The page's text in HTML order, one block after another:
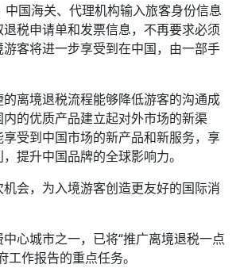
中国海关、代理机构输入旅客身份信息
税申请单和发票信息，不再要求必须
客将进一步享受到在中国，由一部手
离境退税流程能够降低游客的沟通成
的优质产品建立起对外市场的新渠
受到中国市场的新产品和新服务，享
提升中国品牌的全球影响力。
会，为入境游客创造更友好的国际消
心城市之一，已将“推广离境退税一点
工作报告的重点任务。